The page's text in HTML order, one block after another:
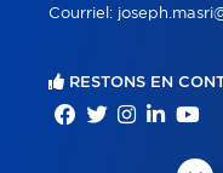
Courriel:
RESTONS EN